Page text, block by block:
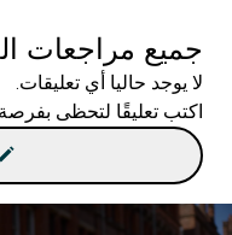
جميع مراجعات
لا يوجد حاليا أي تعليقات.
اكتب تعليقًا لتحظى بفرصة